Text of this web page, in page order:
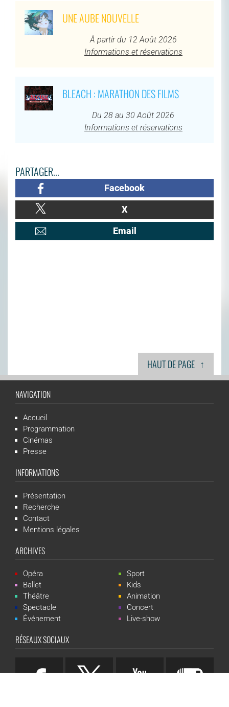
UNE AUBE NOUVELLE
À partir du 12 Août 2026
Informations et réservations
BLEACH : MARATHON DES FILMS
Du 28 au 30 Août 2026
Informations et réservations
PARTAGER...
Facebook
X
Email
HAUT DE PAGE ↑
NAVIGATION
Accueil
Programmation
Cinémas
Presse
INFORMATIONS
Présentation
Recherche
Contact
Mentions légales
ARCHIVES
Opéra
Ballet
Théâtre
Spectacle
Événement
Sport
Kids
Animation
Concert
Live-show
RÉSEAUX SOCIAUX